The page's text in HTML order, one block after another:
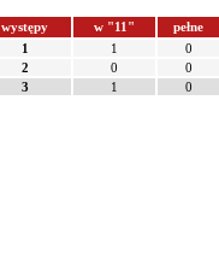
występy w "11"
pełne
1 1
0
2 0
0
3 1 0